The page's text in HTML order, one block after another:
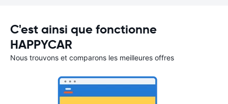
C'est ainsi que fonctionne
HAPPYCAR
Nous trouvons et comparons les meilleures offres